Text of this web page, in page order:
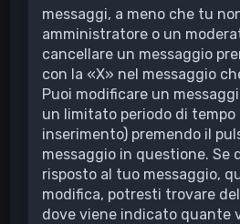
messaggi, a meno che tu
amministratore o un
cancellare un messaggio
con la «X» nel messaggio
Puoi modificare un
un limitato periodo di tempo
inserimento) premendo il
messaggio in questione. Se
risposto al tuo messaggio,
modifica, potresti trovare
dove viene indicato quante